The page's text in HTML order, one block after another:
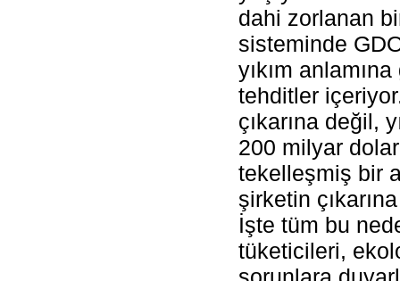
dahi zorlanan
sisteminde
yıkım
tehditler
çıkarına değil,
200 milyar
tekelleşmiş bir
şirketin
İşte tüm bu
tüketicileri,